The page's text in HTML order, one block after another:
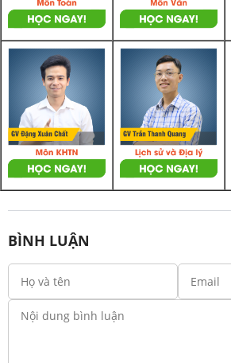
BÌNH LUẬN